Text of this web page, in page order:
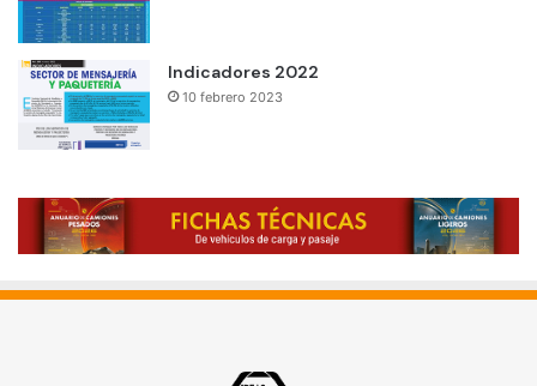
Indicadores 2022
10 febrero 2023